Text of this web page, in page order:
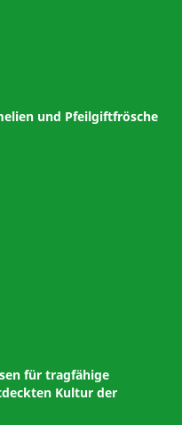
und Pfeilgiftfrösche
für tragfähige
Kultur der